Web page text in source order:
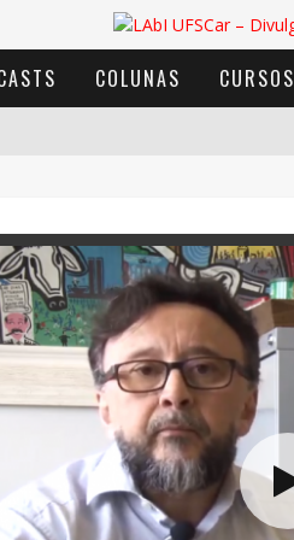
COLUNAS CURSOS
COM OS MOINHOS DE VENTO